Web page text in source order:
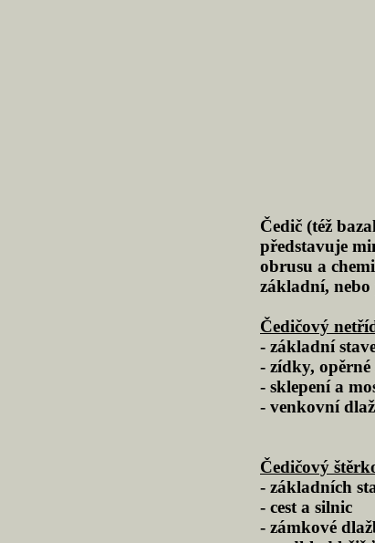
Čedič (též
představuje
obrusu a
základní,
Čedičový
- základní
- zídky,
- sklepení a
- venkovní
Čedičový
- základních
- cest a silnic
- zámkové